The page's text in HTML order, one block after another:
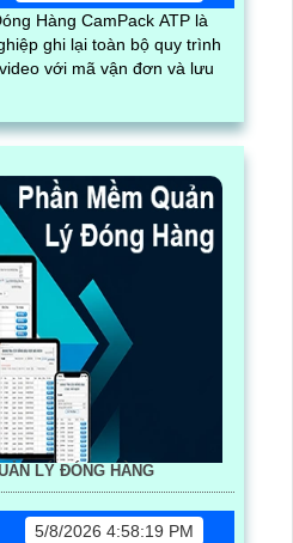
Hàng CamPack ATP là
ghi lại toàn bộ quy trình
với mã vận đơn và lưu
LÝ ĐÓNG HÀNG
5/8/2026 4:58:19 PM